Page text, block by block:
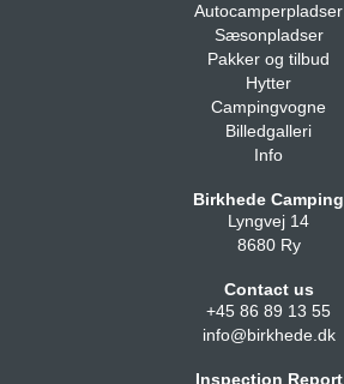
Autocamperpladser
Sæsonpladser
Pakker og tilbud
Hytter
Campingvogne
Billedgalleri
Info
Birkhede Camping
Lyngvej 14
8680 Ry
Contact us
+45 86 89 13 55
info@birkhede.dk
Inspection Report